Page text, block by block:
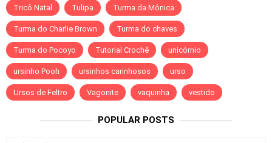
Tricô Natal Tulipa Turma da Mônica
Turma do Charlie Brown Turma do chaves
Turma do Pocoyo Tutorial Crochê unicórnio
ursinho Pooh ursinhos carinhosos urso
Ursos de Feltro Vagonite vaquinha vestido
POPULAR POSTS